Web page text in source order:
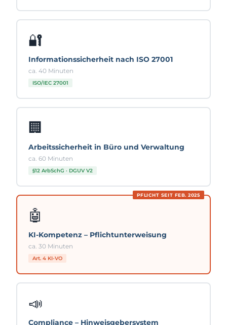
🔐
Informationssicherheit nach ISO 27001
ca. 40 Minuten
ISO/IEC 27001
🏢
Arbeitssicherheit in Büro und Verwaltung
ca. 60 Minuten
§12 ArbSchG · DGUV V2
PFLICHT SEIT FEB. 2025
🤖
KI-Kompetenz – Pflichtunterweisung
ca. 30 Minuten
Art. 4 KI-VO
📣
Compliance – Hinweisgebersystem